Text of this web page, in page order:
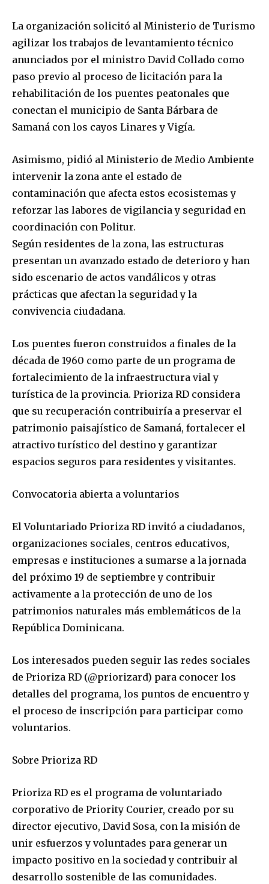
La organización solicitó al Ministerio de Turismo
agilizar los trabajos de levantamiento técnico
anunciados por el ministro David Collado como
paso previo al proceso de licitación para la
rehabilitación de los puentes peatonales que
conectan el municipio de Santa Bárbara de
Samaná con los cayos Linares y Vigía.
Asimismo, pidió al Ministerio de Medio Ambiente
intervenir la zona ante el estado de
contaminación que afecta estos ecosistemas y
reforzar las labores de vigilancia y seguridad en
coordinación con Politur.
Según residentes de la zona, las estructuras
presentan un avanzado estado de deterioro y han
sido escenario de actos vandálicos y otras
prácticas que afectan la seguridad y la
convivencia ciudadana.
Los puentes fueron construidos a finales de la
década de 1960 como parte de un programa de
fortalecimiento de la infraestructura vial y
turística de la provincia. Prioriza RD considera
que su recuperación contribuiría a preservar el
patrimonio paisajístico de Samaná, fortalecer el
atractivo turístico del destino y garantizar
espacios seguros para residentes y visitantes.
Convocatoria abierta a voluntarios
El Voluntariado Prioriza RD invitó a ciudadanos,
organizaciones sociales, centros educativos,
empresas e instituciones a sumarse a la jornada
del próximo 19 de septiembre y contribuir
activamente a la protección de uno de los
patrimonios naturales más emblemáticos de la
República Dominicana.
Los interesados pueden seguir las redes sociales
de Prioriza RD (@priorizard) para conocer los
detalles del programa, los puntos de encuentro y
el proceso de inscripción para participar como
voluntarios.
Sobre Prioriza RD
Prioriza RD es el programa de voluntariado
corporativo de Priority Courier, creado por su
director ejecutivo, David Sosa, con la misión de
unir esfuerzos y voluntades para generar un
impacto positivo en la sociedad y contribuir al
desarrollo sostenible de las comunidades.